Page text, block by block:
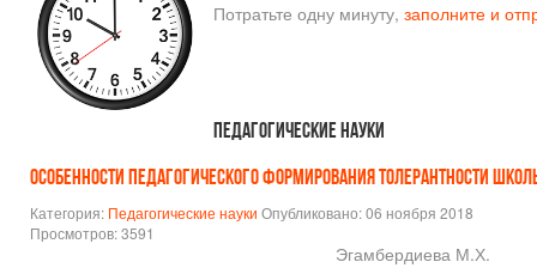
Потратьте одну минуту, заполните и
Педагогические науки
ОСОБЕННОСТИ ПЕДАГОГИЧЕСКОГО ФОРМИРОВАНИЯ ТОЛЕРАНТНОСТИ
Категория: Педагогические науки Опубликовано: 06 ноября 2018
Просмотров: 3591
Эгамбердиева М.Х.